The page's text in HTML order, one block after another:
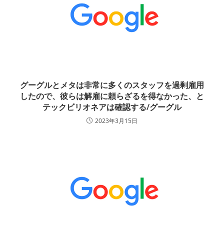
グーグルとメタは非常に多くのスタッフを過剰雇用
したので、彼らは解雇に頼らざるを得なかった、と
テックビリオネアは確認する/グーグル
2023年3月15日